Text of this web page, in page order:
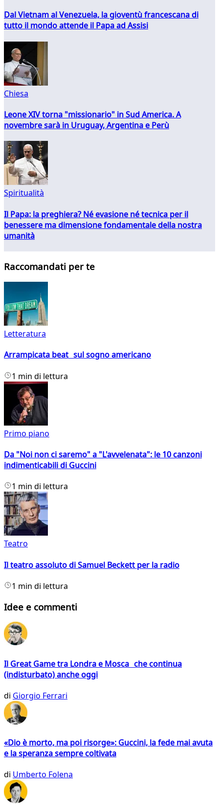
Dal Vietnam al Venezuela, la gioventù francescana di
tutto il mondo attende il Papa ad Assisi
Chiesa
Leone XIV torna "missionario" in Sud America. A
novembre sarà in Uruguay, Argentina e Perù
Spiritualità
Il Papa: la preghiera? Né evasione né tecnica per il
benessere ma dimensione fondamentale della nostra
umanità
Raccomandati per te
Letteratura
Arrampicata beat sul sogno americano
1 min di lettura
Primo piano
Da "Noi non ci saremo" a "L'avvelenata": le 10 canzoni
indimenticabili di Guccini
1 min di lettura
Teatro
Il teatro assoluto di Samuel Beckett per la radio
1 min di lettura
Idee e commenti
Il Great Game tra Londra e Mosca che continua
(indisturbato) anche oggi
di Giorgio Ferrari
«Dio è morto, ma poi risorge»: Guccini, la fede mai avuta
e la speranza sempre coltivata
di Umberto Folena